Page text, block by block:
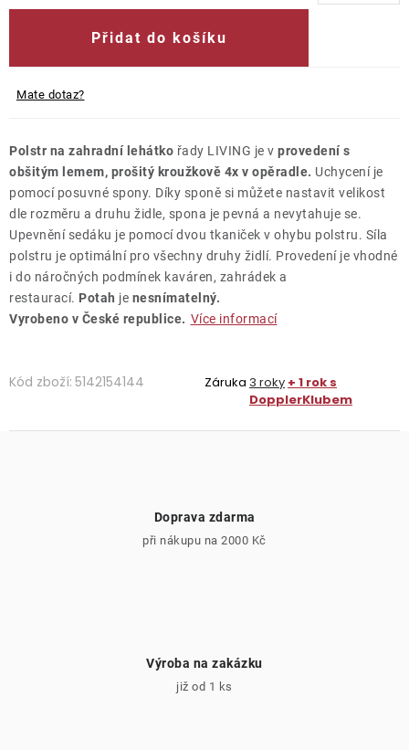
Kontakty
Přidat do košíku
Mate dotaz?
Polstr na zahradní lehátko řady LIVING je v provedení s
obšitým lemem, prošitý kroužkově 4x v opěradle. Uchycení je
pomocí posuvné spony. Díky sponě si můžete nastavit velikost
dle rozměru a druhu židle, spona je pevná a nevytahuje se.
Upevnění sedáku je pomocí dvou tkaniček v ohybu polstru. Síla
polstru je optimální pro všechny druhy židlí. Provedení je vhodné
i do náročných podmínek kaváren, zahrádek a
restaurací. Potah je nesnímatelný.
Vyrobeno v České republice. Více informací
Kód zboží: 5142154144 Záruka 3 roky + 1 rok s
DopplerKlubem
Doprava zdarma
při nákupu na 2000 Kč
Výroba na zakázku
již od 1 ks